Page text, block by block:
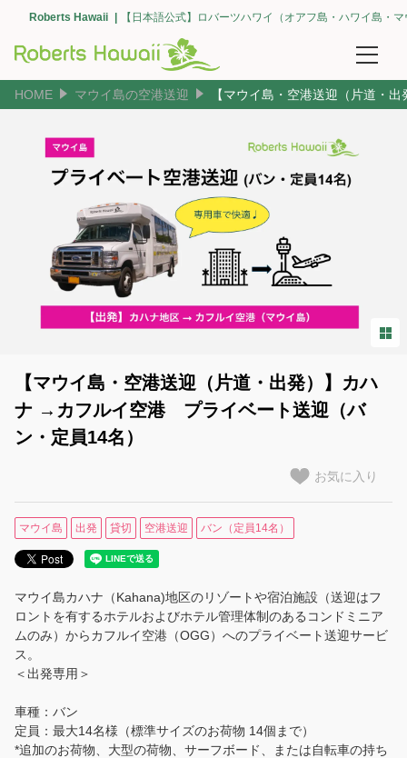
Roberts Hawaii 【日本語公式】ロバーツハワイ（オアフ島・ハワイ島・
予約確認
団体予約
空港送迎
【オアフ島】空港送迎（ホノルル・全て）
【オアフ島】エリアで選ぶ（ワイキキ）
【オアフ島】エリアで選ぶ（コオリナ・カポレイ）
【ハワイ島】空港送迎
【カウアイ島】空港送迎
観光・ツアー
観光・ツアー・アクティビティ
ハナウマ湾ツアー（シャトル＋入場券）
家族旅行におすすめ
HOME マウイ島の空港送迎 【マウイ島・空港送迎（片道・
【マウイ島・空港送迎（片道・出発）】カハ
ナ →カフルイ空港 プライベート送迎（バ
ン・定員14名）
お気に入り
マウイ島 出発 貸切 空港送迎 バン（定員14名）
マウイ島カハナ（Kahana)地区のリゾートや宿泊施設（送迎はフ
ロントを有するホテルおよびホテル管理体制のあるコンドミニア
ムのみ）からカフルイ空港（OGG）へのプライベート送迎サービ
ス。
＜出発専用＞
車種：バン
定員：最大14名様（標準サイズのお荷物 14個まで）
*追加のお荷物、大型の荷物、サーフボード、または自転車の持ち